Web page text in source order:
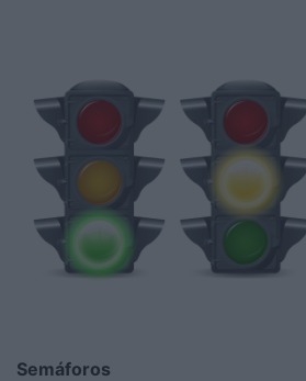
Semáforos